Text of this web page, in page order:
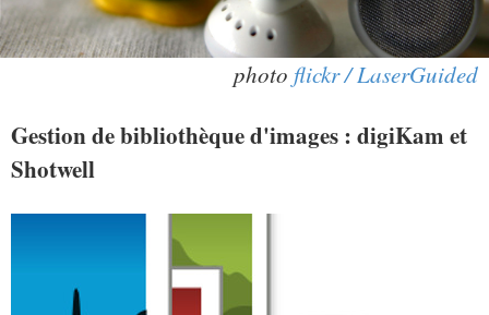
photo flickr / LaserGuided
Gestion de bibliothèque d'images : digiKam et
Shotwell